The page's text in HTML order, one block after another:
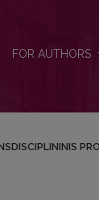
FOR AUTHORS